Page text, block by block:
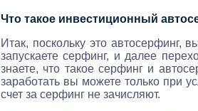
Что такое инвестиционный
Итак, поскольку это автосерфинг,
запускаете серфинг, и далее
знаете, что такое серфинг и
заработать вы можете только при
счет за серфинг не зачисляют.